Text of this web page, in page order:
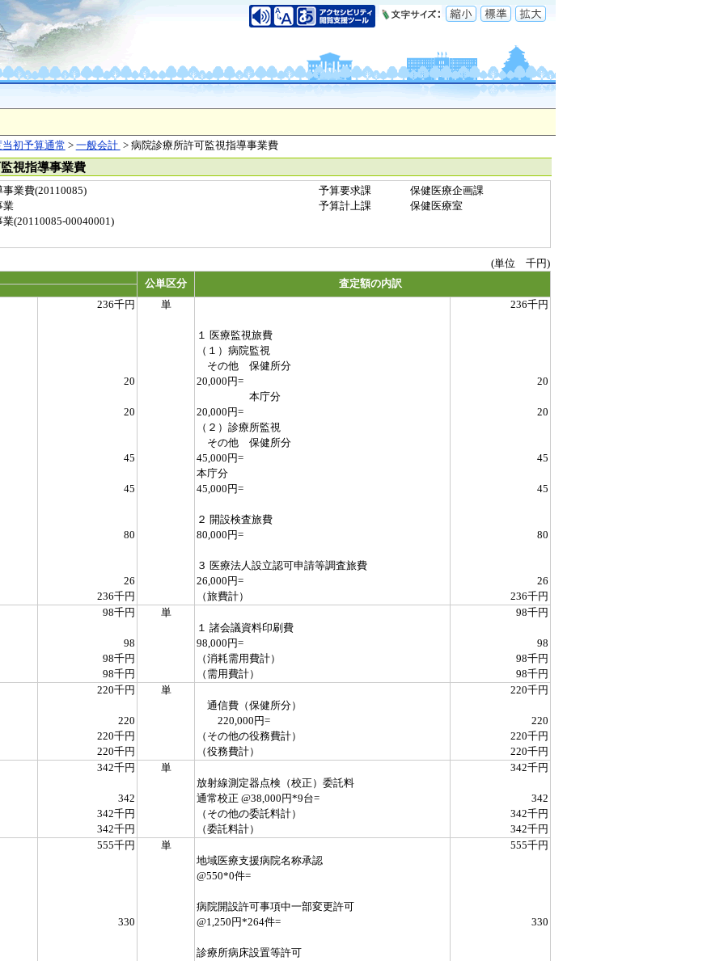
初予算通常 > 一般会計 > 病院診療所許可監視指導事業費
視指導事業費
事業費(20110085) 予算要求課
保健医療企画課
業 予算計上課
保健医療室
(20110085-00040001)
(単位 千円)
公単区分 査定額の内訳
236千円 単 236千円
１ 医療監視旅費
（１）病院監視
その他 保健所分
20 20,000円=
20
本庁分
20 20,000円=
20
（２）診療所監視
その他 保健所分
45 45,000円=
45
本庁分
45 45,000円= 45
２ 開設検査旅費
80 80,000円= 80
３ 医療法人設立認可申請等調査旅費
26 26,000円=
26
236千円 （旅費計）
236千円
98千円 単
98千円
１ 諸会議資料印刷費
98 98,000円=
98
98千円 （消耗需用費計）
98千円
98千円 （需用費計）
98千円
220千円 単
220千円
通信費（保健所分）
220 220,000円=
220
220千円 （その他の役務費計）
220千円
220千円 （役務費計）
220千円
342千円 単
342千円
放射線測定器点検（校正）委託料
342 通常校正 @38,000円*9台=
342
342千円 （その他の委託料計）
342千円
342千円 （委託料計）
342千円
555千円 単
555千円
地域医療支援病院名称承認
@550*0件=
病院開設許可事項中一部変更許可
330 @1,250円*264件= 330
診療所病床設置等許可